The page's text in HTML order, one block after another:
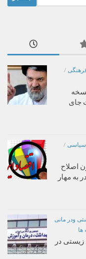
فرهنگی /
جای
سیاسی /
اصلاح
به مهار
ودر مانی
ها
در